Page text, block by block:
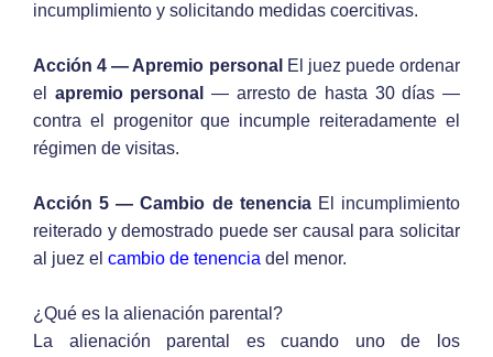
incumplimiento y solicitando medidas coercitivas.
Acción 4 — Apremio personal El juez puede ordenar
el apremio personal
— arresto de hasta 30 días —
contra el progenitor que incumple reiteradamente el
régimen de visitas.
Acción 5 — Cambio de tenenciaEl incumplimiento
reiterado y demostrado puede ser causal para solicitar
al juez el cambio de tenencia del menor.
¿Qué es la alienación parental?
La alienación parental es cuando uno de los